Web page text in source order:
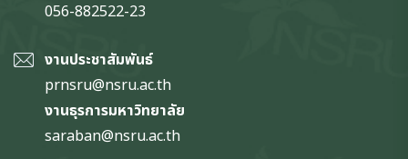
056-882522-23
งานประชาสัมพันธ์
prnsru@nsru.ac.th
งานธุรการมหาวิทยาลัย
saraban@nsru.ac.th